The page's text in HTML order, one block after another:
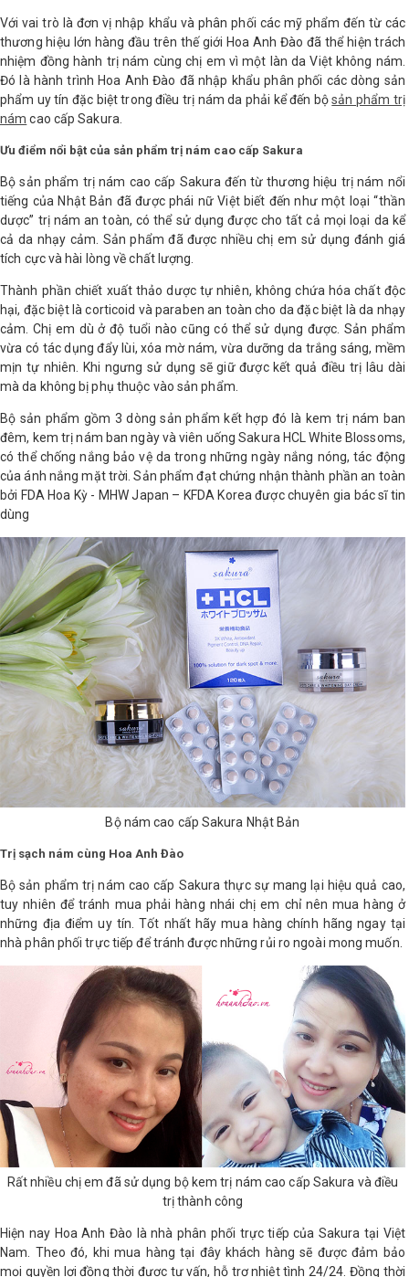
Shop All Brand A-
Z
Với vai trò là đơn vị nhập khẩu và phân phối các mỹ phẩm đến từ các
thương hiệu lớn hàng đầu trên thế giới Hoa Anh Đào đã thể hiện trách
nhiệm đồng hành trị nám cùng chị em vì một làn da Việt không nám.
Đó là hành trình Hoa Anh Đào đã nhập khẩu phân phối các dòng sản
phẩm uy tín đặc biệt trong điều trị nám da phải kể đến bộsản phẩm trị
nám cao cấp Sakura.
Ưu điểm nổi bật của sản phẩm trị nám cao cấp Sakura
Bộ sản phẩm trị nám cao cấp Sakura đến từ thương hiệu trị nám nổi
tiếng của Nhật Bản đã được phái nữ Việt biết đến như một loại “thần
dược” trị nám an toàn, có thể sử dụng được cho tất cả mọi loại da kể
cả da nhạy cảm. Sản phẩm đã được nhiều chị em sử dụng đánh giá
tích cực và hài lòng về chất lượng.
Thành phần chiết xuất thảo dược tự nhiên, không chứa hóa chất độc
hại, đặc biệt là corticoid và paraben an toàn cho da đặc biệt là da nhạy
cảm. Chị em dù ở độ tuổi nào cũng có thể sử dụng được. Sản phẩm
vừa có tác dụng đẩy lùi, xóa mờ nám, vừa dưỡng da trắng sáng, mềm
mịn tự nhiên. Khi ngưng sử dụng sẽ giữ được kết quả điều trị lâu dài
mà da không bị phụ thuộc vào sản phẩm.
Bộ sản phẩm gồm 3 dòng sản phẩm kết hợp đó là kem trị nám ban
đêm, kem trị nám ban ngày và viên uống Sakura HCL White Blossoms,
có thể chống nắng bảo vệ da trong những ngày nắng nóng, tác động
của ánh nắng mặt trời. Sản phẩm đạt chứng nhận thành phần an toàn
bởi FDA Hoa Kỳ - MHW Japan – KFDA Korea được chuyên gia bác sĩ tin
dùng
Bộ nám cao cấp Sakura Nhật Bản
Trị sạch nám cùng Hoa Anh Đào
Bộ sản phẩm trị nám cao cấp Sakura thực sự mang lại hiệu quả cao,
tuy nhiên để tránh mua phải hàng nhái chị em chỉ nên mua hàng ở
những địa điểm uy tín. Tốt nhất hãy mua hàng chính hãng ngay tại
nhà phân phối trực tiếp để tránh được những rủi ro ngoài mong muốn.
Rất nhiều chị em đã sử dụng bộ kem trị nám cao cấp Sakura và điều
trị thành công
Hiện nay Hoa Anh Đào là nhà phân phối trực tiếp của Sakura tại Việt
Nam. Theo đó, khi mua hàng tại đây khách hàng sẽ được đảm bảo
mọi quyền lợi đồng thời được tư vấn, hỗ trợ nhiệt tình 24/24. Đồng thời